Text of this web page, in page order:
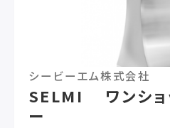
奥650mm×高1315mm
電源：3相 AC200V 1.5kw
シービーエム株式会社
SELMI ワンショ
ー